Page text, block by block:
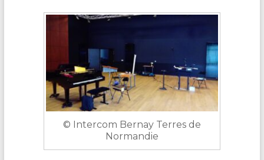
© Intercom Bernay Terres de
Normandie